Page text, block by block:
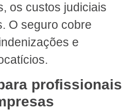
os custos judiciais
O seguro cobre
e
profissionais